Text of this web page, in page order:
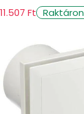
11.507 Ft Raktáron